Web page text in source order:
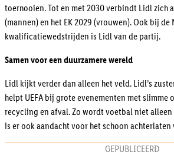
toernooien. Tot en met 2030 verbindt Lidl zich
(mannen) en het EK 2029 (vrouwen). Ook bij de
kwalificatiewedstrijden is Lidl van de partij.
Samen voor een duurzamere wereld
Lidl kijkt verder dan alleen het veld. Lidl’s
helpt UEFA bij grote evenementen met slimme
recycling en afval. Zo wordt voetbal niet alleen
is er ook aandacht voor het schoon achterlaten
GEPUBLICEERD